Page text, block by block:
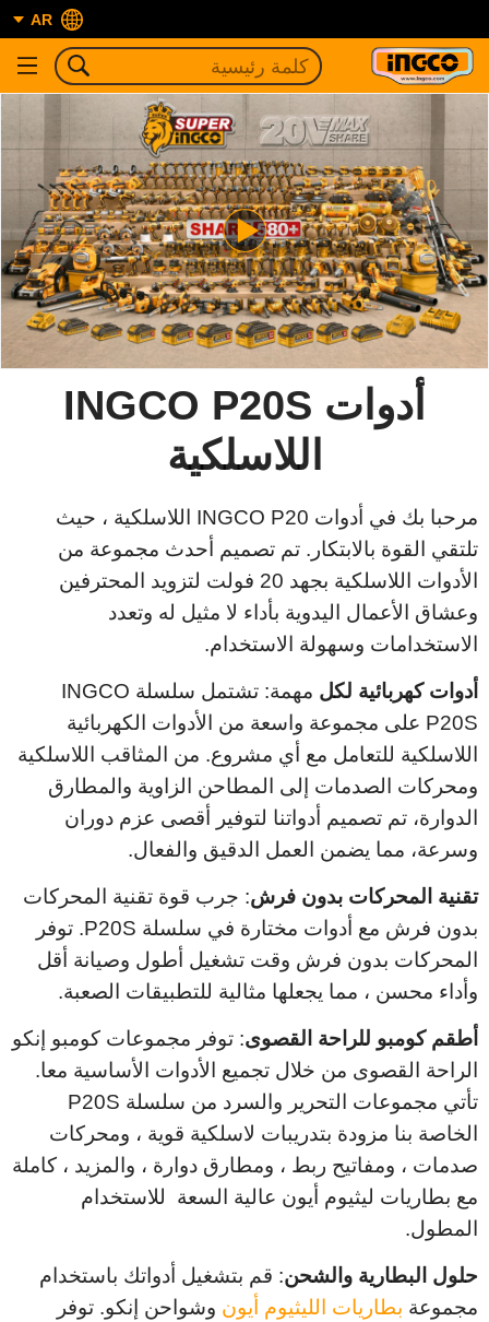
AR
أدوات INGCO P20S
اللاسلكية
مرحبا بك في أدوات INGCO P20 اللاسلكية ، حيث
تلتقي القوة بالابتكار. تم تصميم أحدث مجموعة من
الأدوات اللاسلكية بجهد 20 فولت لتزويد المحترفين
وعشاق الأعمال اليدوية بأداء لا مثيل له وتعدد
الاستخدامات وسهولة الاستخدام.
أدوات كهربائية لكل
مهمة: تشتمل سلسلة INGCO
P20S على مجموعة واسعة من الأدوات الكهربائية
اللاسلكية للتعامل مع أي مشروع. من المثاقب اللاسلكية
ومحركات الصدمات إلى المطاحن الزاوية والمطارق
الدوارة، تم تصميم أدواتنا لتوفير أقصى عزم دوران
وسرعة، مما يضمن العمل الدقيق والفعال.
تقنية المحركات بدون فرش: جرب قوة تقنية المحركات
بدون فرش مع أدوات مختارة في سلسلة P20S. توفر
المحركات بدون فرش وقت تشغيل أطول وصيانة أقل
وأداء محسن ، مما يجعلها مثالية للتطبيقات الصعبة.
أطقم كومبو للراحة القصوى: توفر مجموعات كومبو إنكو
الراحة القصوى من خلال تجميع الأدوات الأساسية معا.
تأتي مجموعات التحرير والسرد من سلسلة P20S
الخاصة بنا مزودة بتدريبات لاسلكية قوية ، ومحركات
صدمات ، ومفاتيح ربط ، ومطارق دوارة ، والمزيد ، كاملة
مع بطاريات ليثيوم أيون عالية السعة للاستخدام
المطول.
حلول البطارية والشحن: قم بتشغيل أدواتك باستخدام
مجموعة بطاريات الليثيوم أيون وشواحن إنكو. توفر